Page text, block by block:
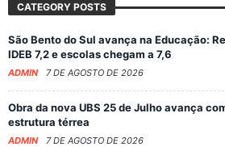
CATEGORY POSTS
São Bento do Sul avança na Educação:
IDEB 7,2 e escolas chegam a 7,6
ADMIN 7 DE AGOSTO DE 2026
Obra da nova UBS 25 de Julho avança
estrutura térrea
ADMIN 7 DE AGOSTO DE 2026